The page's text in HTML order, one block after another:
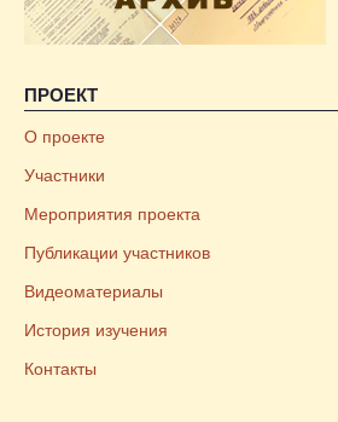
ПРОЕКТ
О проекте
Участники
Мероприятия проекта
Публикации участников
Видеоматериалы
История изучения
Контакты